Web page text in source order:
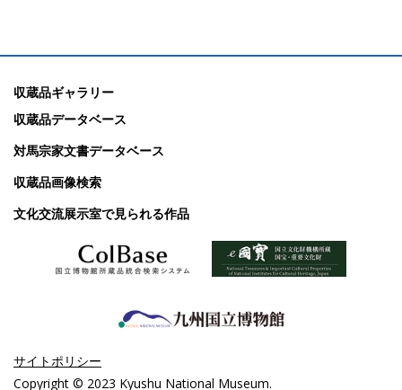
収蔵品ギャラリー
収蔵品データベース
対馬宗家文書データベース
収蔵品画像検索
文化交流展示室で見られる作品
サイトポリシー
Copyright © 2023 Kyushu National Museum.